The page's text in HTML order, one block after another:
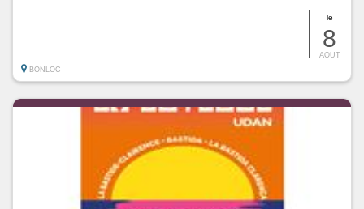
le
8
AOUT
BONLOC